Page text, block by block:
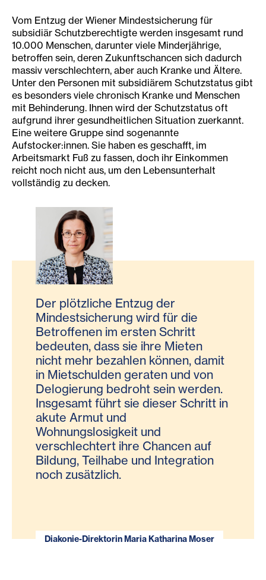
Vom Entzug der Wiener Mindestsicherung für
subsidiär Schutzberechtigte werden insgesamt rund
10.000 Menschen, darunter viele Minderjährige,
betroffen sein, deren Zukunftschancen sich dadurch
massiv verschlechtern, aber auch Kranke und Ältere.
Unter den Personen mit subsidiärem Schutzstatus gibt
es besonders viele chronisch Kranke und Menschen
mit Behinderung. Ihnen wird der Schutzstatus oft
aufgrund ihrer gesundheitlichen Situation zuerkannt.
Eine weitere Gruppe sind sogenannte
Aufstocker:innen. Sie haben es geschafft, im
Arbeitsmarkt Fuß zu fassen, doch ihr Einkommen
reicht noch nicht aus, um den Lebensunterhalt
vollständig zu decken.
Der plötzliche Entzug der
Mindestsicherung wird für die
Betroffenen im ersten Schritt
bedeuten, dass sie ihre Mieten
nicht mehr bezahlen können, damit
in Mietschulden geraten und von
Delogierung bedroht sein werden.
Insgesamt führt sie dieser Schritt in
akute Armut und
Wohnungslosigkeit und
verschlechtert ihre Chancen auf
Bildung, Teilhabe und Integration
noch zusätzlich.
Diakonie-Direktorin Maria Katharina Moser